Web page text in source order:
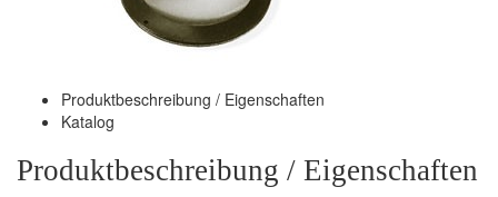
Produktbeschreibung / Eigenschaften
Katalog
Produktbeschreibung / Eigenschaften